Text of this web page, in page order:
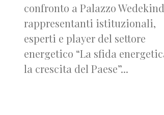
confronto a Palazzo
rappresentanti istituzionali,
esperti e player del settore
energetico “La sfida
la crescita del Paese”...